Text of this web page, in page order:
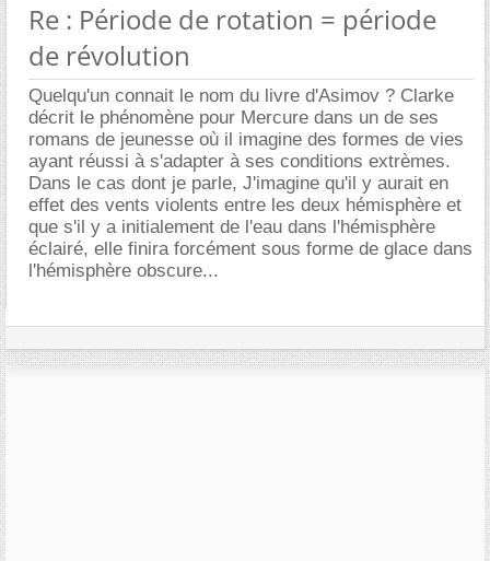
Re : Période de rotation = période
de révolution
Quelqu'un connait le nom du livre d'Asimov ? Clarke
décrit le phénomène pour Mercure dans un de ses
romans de jeunesse où il imagine des formes de vies
ayant réussi à s'adapter à ses conditions extrèmes.
Dans le cas dont je parle, J'imagine qu'il y aurait en
effet des vents violents entre les deux hémisphère et
que s'il y a initialement de l'eau dans l'hémisphère
éclairé, elle finira forcément sous forme de glace dans
l'hémisphère obscure...